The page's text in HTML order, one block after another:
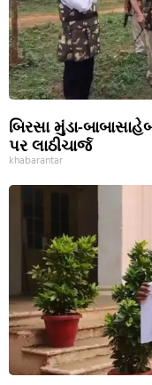
બિરસા મુંડા-
પર લાઠીચાર્જ
khabarantar